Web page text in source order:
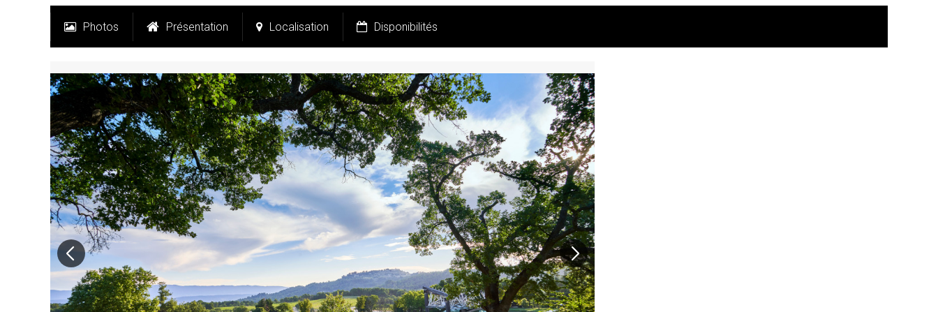
Photos Présentation Localisation Disponibilités